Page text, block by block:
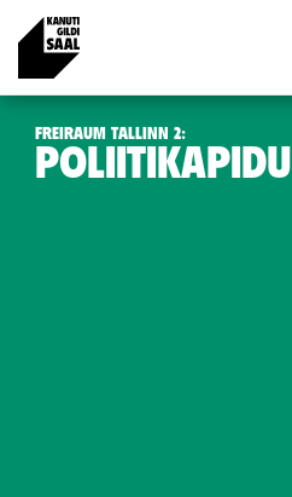
FREIRAUM TALLINN 2:
POLIITIKAPIDU